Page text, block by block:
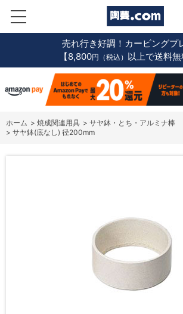
売れ行き好調！カービングプ
【8,800円（税込） 以上で送料無
ホーム > 焼成関連用具 > サヤ鉢・とち・アルミナ棒
> サヤ鉢(底なし) 径200mm